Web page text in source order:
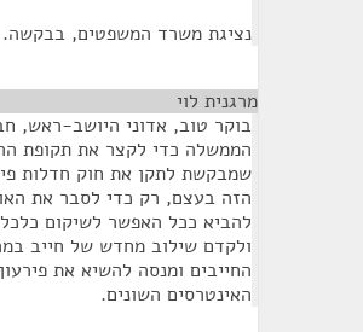
נציגת משרד המשפטים, בבקשה.
מרגנית לוי
בוקר טוב, אדוני היושב-ראש,
הממשלה כדי לקצר את תקופת
הזה בעצם, רק כדי לסבר את
להביא ככל האפשר לשיקום
ולקדם שילוב מחדש של חייב
החייבים ומנסה להשיא את
האינטרסים השונים.